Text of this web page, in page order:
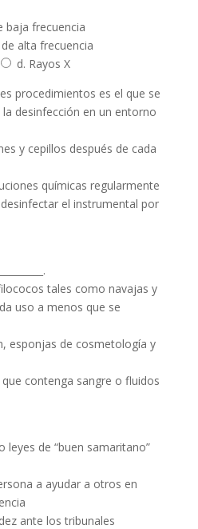
baja frecuencia
alta frecuencia
d. Rayos X
procedimientos es el que se
desinfección en un entorno
y cepillos después de cada
químicas regularmente
el instrumental por
tales como navajas y
uso a menos que se
esponjas de cosmetología y
contenga sangre o fluidos
leyes de “buen samaritano”
a ayudar a otros en
ante los tribunales